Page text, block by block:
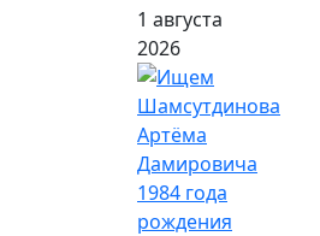
1 августа
2026